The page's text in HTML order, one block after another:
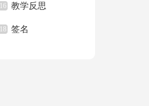
16 教学反思
18 签名